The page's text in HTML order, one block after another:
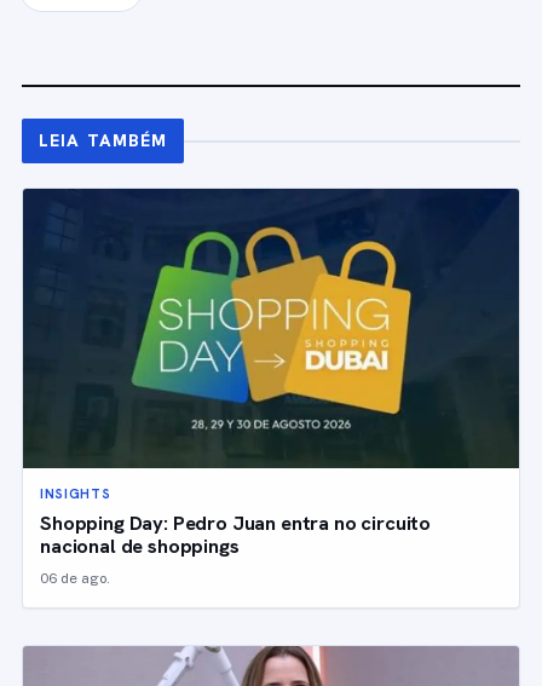
LEIA TAMBÉM
INSIGHTS
Shopping Day: Pedro Juan entra no circuito
nacional de shoppings
06 de ago.